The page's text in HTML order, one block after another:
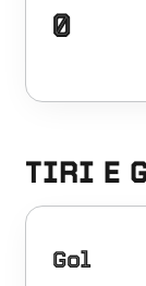
0
TIRI E
Gol